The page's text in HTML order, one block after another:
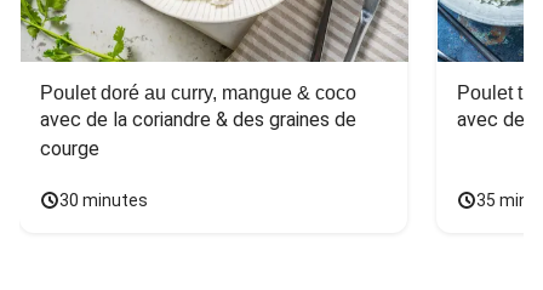
Poulet doré au curry, mangue & coco
avec de la coriandre & des graines de
courge
30 minutes
Poulet
avec des
35